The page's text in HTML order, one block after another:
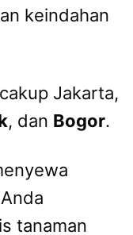
keindahan
Jakarta,
, dan Bogor.
tanaman